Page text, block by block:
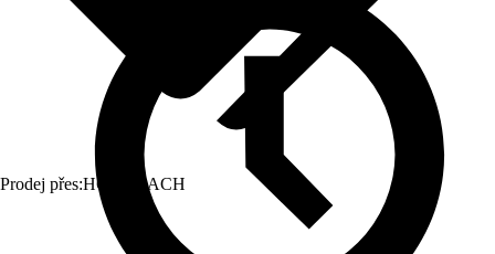
Prodej přes:HORNBACH